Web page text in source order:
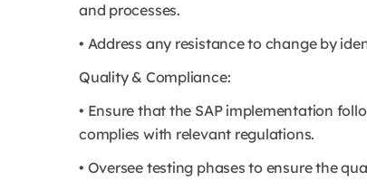
and processes.
• Address any resistance to change by
Quality & Compliance:
• Ensure that the SAP implementation
complies with relevant regulations.
• Oversee testing phases to ensure the